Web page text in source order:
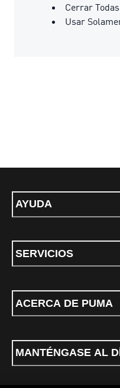
Cerrar
Usar
AYUDA
SERVICIOS
ACERCA DE PUMA
MANTÉNGASE AL